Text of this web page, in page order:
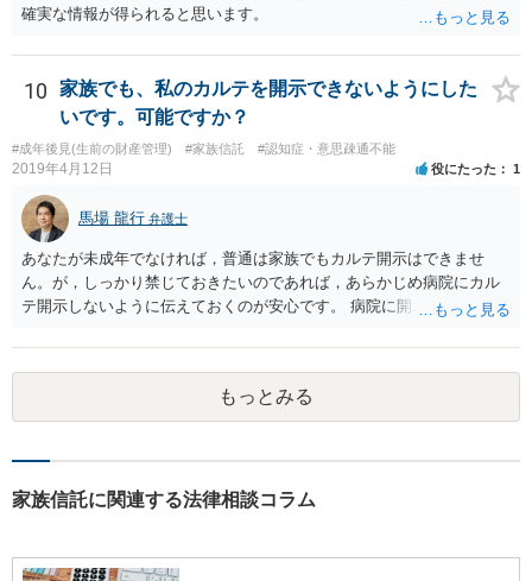
確実な情報が得られると思います。
10
家族でも、私のカルテを開示できないようにした
いです。可能ですか？
#成年後見(生前の財産管理) #家族信託 #認知症・意思疎通不能
2019年4月12日 役にたった 1
馬場 龍行 弁護士
あなたが未成年でなければ，普通は家族でもカルテ開示はできませ
ん。が，しっかり禁じておきたいのであれば，あらかじめ病院にカル
テ開示しないように伝えておくのが安心です。 病院に開示しないよう
可能性は低いのでコストパフォーマンスとしてはどうかなという感じ
がします。
もっとみる
家族信託に関連する法律相談コラム